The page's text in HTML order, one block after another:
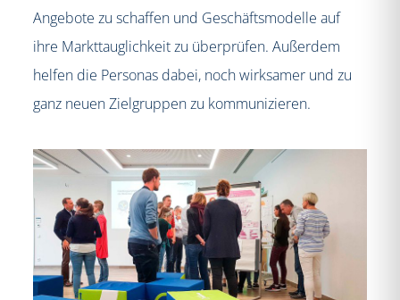
Angebote zu schaffen und Geschäftsmodelle auf
ihre Markttauglichkeit zu überprüfen. Außerdem
helfen die Personas dabei, noch wirksamer und zu
ganz neuen Zielgruppen zu kommunizieren.